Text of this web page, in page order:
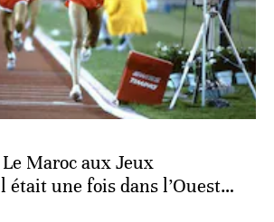
Maroc aux Jeux
était une fois dans l’Ouest…